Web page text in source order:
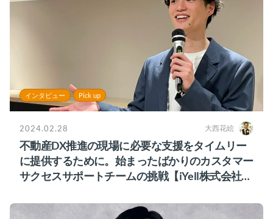
インタビュー Pick up
2024.02.28 大西花絵
不動産DX推進の現場に必要な支援をタイムリー
に提供するために。始まったばかりのカスタマー
サクセスサポートチームの挑戦【iYell株式会社